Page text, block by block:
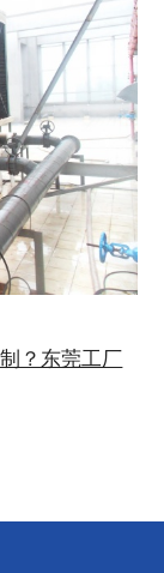
？东莞工厂